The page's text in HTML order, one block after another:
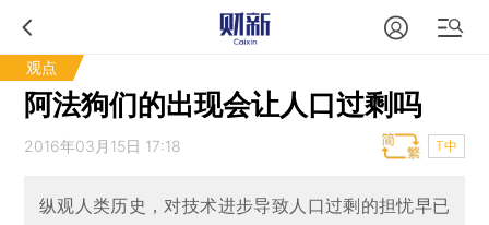
观点
阿法狗们的出现会让人口过剩吗
2016年03月15日 17:18 T中
纵观人类历史，对技术进步导致人口过剩的担忧早已